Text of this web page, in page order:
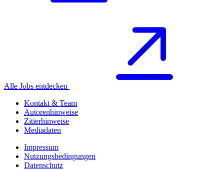
Alle Jobs entdecken
Kontakt & Team
Autorenhinweise
Zitierhinweise
Mediadaten
Impressum
Nutzungsbedingungen
Datenschutz